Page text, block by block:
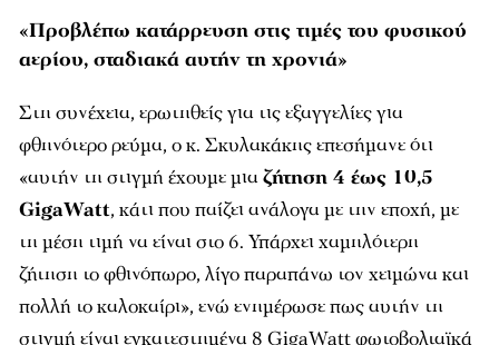
«Προβλέπω κατάρρευση στις τιμές του φυσικού
αερίου, σταδιακά αυτήν τη χρονιά»
Στη συνέχεια, ερωτηθείς για τις εξαγγελίες για
φθηνότερο ρεύμα, ο κ. Σκυλακάκης επεσήμανε ότι
«αυτήν τη στιγμή έχουμε μιαζήτηση 4 έως 10,5
GigaWatt, κάτι που παίζει ανάλογα με την εποχή, με
τη μέση τιμή να είναι στο 6. Υπάρχει χαμηλότερη
ζήτηση το φθινόπωρο, λίγο παραπάνω τον χειμώνα και
πολλή το καλοκαίρι», ενώ ενημέρωσε πως αυτήν τη
στιγμή είναι εγκατεστημένα 8 GigaWatt φωτοβολταϊκά